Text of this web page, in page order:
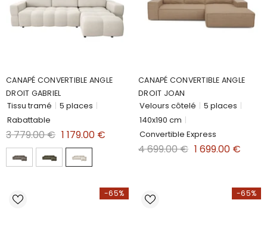
CANAPÉ CONVERTIBLE ANGLE
DROIT GABRIEL
Tissu tramé | 5 places |
Rabattable
3 779.00 € 1 179.00 €
CANAPÉ CONVERTIBLE ANGLE
DROIT JOAN
Velours côtelé | 5 places |
140x190 cm |
Convertible Express
4 699.00 € 1 699.00 €
-65% -65%